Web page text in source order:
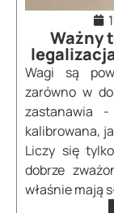
Ważny
Wagi są
zarówno w
zastanawia
kalibrowana,
Liczy się
dobrze
właśnie mają